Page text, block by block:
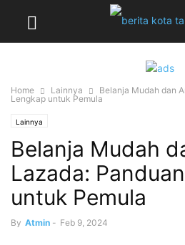
Home Lainnya
Belanja Mudah dan
Lengkap untuk Pemula
Lainnya
Belanja Mudah
Lazada:
untuk Pemula
By Atmin - Feb 9, 2024